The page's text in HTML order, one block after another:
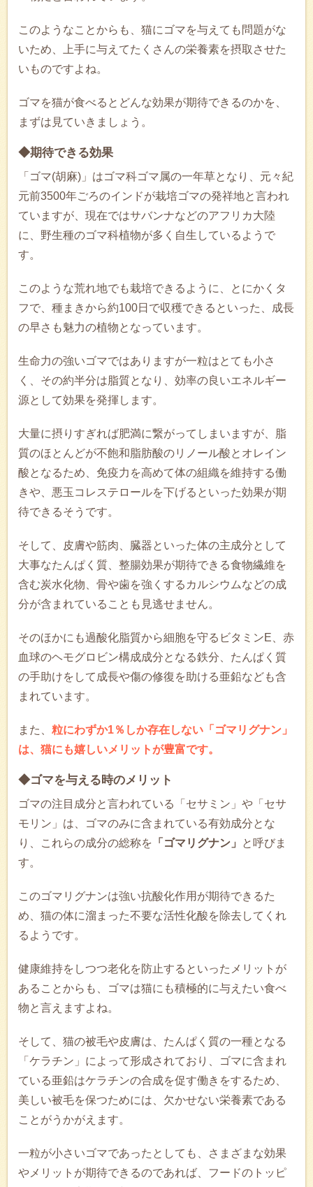
このようなことからも、猫にゴマを与えても問題がな
いため、上手に与えてたくさんの栄養素を摂取させた
いものですよね。
ゴマを猫が食べるとどんな効果が期待できるのかを、
まずは見ていきましょう。
◆期待できる効果
「ゴマ(胡麻)」はゴマ科ゴマ属の一年草となり、元々紀
元前3500年ごろのインドが栽培ゴマの発祥地と言われ
ていますが、現在ではサバンナなどのアフリカ大陸
に、野生種のゴマ科植物が多く自生しているようで
す。
このような荒れ地でも栽培できるように、とにかくタ
フで、種まきから約100日で収穫できるといった、成長
の早さも魅力の植物となっています。
生命力の強いゴマではありますが一粒はとても小さ
く、その約半分は脂質となり、効率の良いエネルギー
源として効果を発揮します。
大量に摂りすぎれば肥満に繋がってしまいますが、脂
質のほとんどが不飽和脂肪酸のリノール酸とオレイン
酸となるため、免疫力を高めて体の組織を維持する働
きや、悪玉コレステロールを下げるといった効果が期
待できるそうです。
そして、皮膚や筋肉、臓器といった体の主成分として
大事なたんぱく質、整腸効果が期待できる食物繊維を
含む炭水化物、骨や歯を強くするカルシウムなどの成
分が含まれていることも見逃せません。
そのほかにも過酸化脂質から細胞を守るビタミンE、赤
血球のヘモグロビン構成成分となる鉄分、たんぱく質
の手助けをして成長や傷の修復を助ける亜鉛なども含
まれています。
また、 粒にわずか1％しか存在しない「ゴマリグナン」
は、猫にも嬉しいメリットが豊富です。
◆ゴマを与える時のメリット
ゴマの注目成分と言われている「セサミン」や「セサ
モリン」は、ゴマのみに含まれている有効成分とな
り、これらの成分の総称を 「ゴマリグナン」
と呼びま
す。
このゴマリグナンは強い抗酸化作用が期待できるた
め、猫の体に溜まった不要な活性化酸を除去してくれ
るようです。
健康維持をしつつ老化を防止するといったメリットが
あることからも、ゴマは猫にも積極的に与えたい食べ
物と言えますよね。
そして、猫の被毛や皮膚は、たんぱく質の一種となる
「ケラチン」によって形成されており、ゴマに含まれ
ている亜鉛はケラチンの合成を促す働きをするため、
美しい被毛を保つためには、欠かせない栄養素である
ことがうかがえます。
一粒が小さいゴマであったとしても、さまざまな効果
やメリットが期待できるのであれば、フードのトッピ